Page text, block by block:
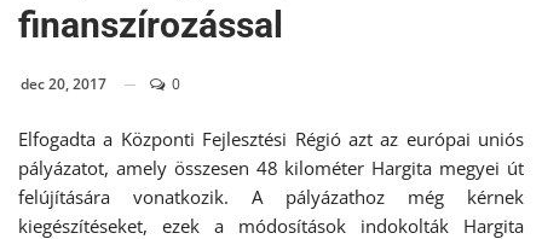
finanszírozással
dec 20, 2017 0
Elfogadta a Központi Fejlesztési Régió azt az európai uniós
pályázatot, amely összesen 48 kilométer Hargita megyei út
felújítására vonatkozik. A pályázathoz még kérnek
kiegészítéseket, ezek a módosítások indokolták Hargita